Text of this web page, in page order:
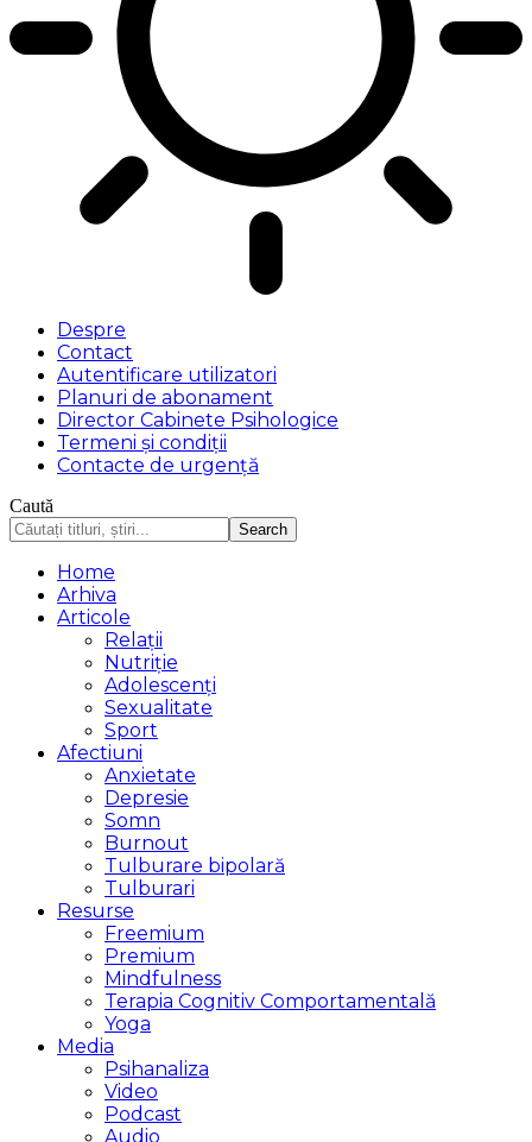
Despre
Contact
Autentificare utilizatori
Planuri de abonament
Director Cabinete Psihologice
Termeni și condiții
Contacte de urgență
Caută
Home
Arhiva
Articole
Relații
Nutriție
Adolescenți
Sexualitate
Sport
Afectiuni
Anxietate
Depresie
Somn
Burnout
Tulburare bipolară
Tulburari
Resurse
Freemium
Premium
Mindfulness
Terapia Cognitiv Comportamentală
Yoga
Media
Psihanaliza
Video
Podcast
Audio